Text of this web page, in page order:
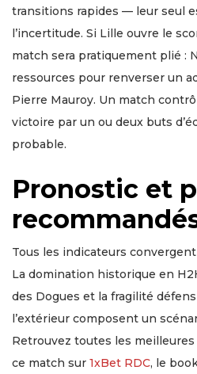
transitions rapides — leur seul
l’incertitude. Si Lille ouvre le
match sera pratiquement plié :
ressources pour renverser un
Pierre Mauroy. Un match
victoire par un ou deux buts
probable.
Pronostic et
Tous les indicateurs
La domination historique en
des Dogues et la fragilité
l’extérieur composent un
Retrouvez toutes les
ce match sur 1xBet RDC, le